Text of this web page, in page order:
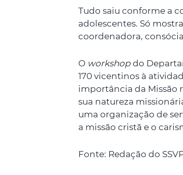
Tudo saiu conforme a
adolescentes. Só
coordenadora,
O workshop do
170 vicentinos à
importância da Missão
sua natureza
uma organização de
a missão cristã e o
Fonte: Redação do